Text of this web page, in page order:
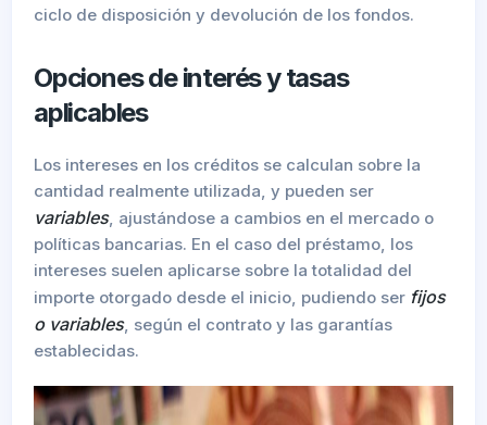
ciclo de disposición y devolución de los fondos.
Opciones de interés y tasas
aplicables
Los intereses en los créditos se calculan sobre la
cantidad realmente utilizada, y pueden ser
variables, ajustándose a cambios en el mercado o
políticas bancarias. En el caso del préstamo, los
intereses suelen aplicarse sobre la totalidad del
importe otorgado desde el inicio, pudiendo ser fijos
o variables, según el contrato y las garantías
establecidas.